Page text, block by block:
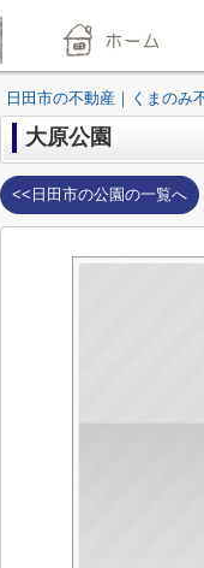
日田市の不動産｜くまのみ
大原公園
<<日田市の公園の一覧へ